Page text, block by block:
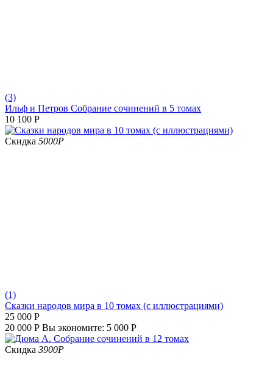
(3)
Ильф и Петров Собрание сочинений в 5 томах
10 100 Р
Скидка 5000Р
(1)
Сказки народов мира в 10 томах (с иллюстрациями)
25 000 Р
20 000 Р Вы экономите: 5 000 Р
Скидка 3900Р